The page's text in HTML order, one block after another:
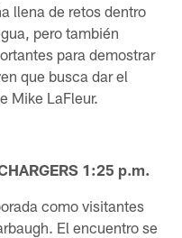
llena de retos dentro
pero también
para demostrar
que busca dar el
Mike LaFleur.
1:25 p.m.
como visitantes
El encuentro se